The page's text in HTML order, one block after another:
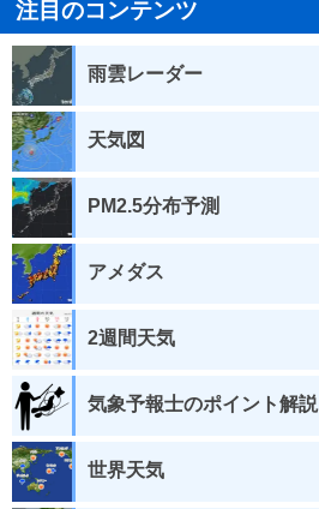
注目のコンテンツ
雨雲レーダー
天気図
PM2.5分布予測
アメダス
2週間天気
気象予報士のポイント解説
世界天気